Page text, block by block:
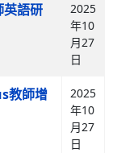
英語研
2025
年10
月27
日
教師增
2025
年10
月27
日